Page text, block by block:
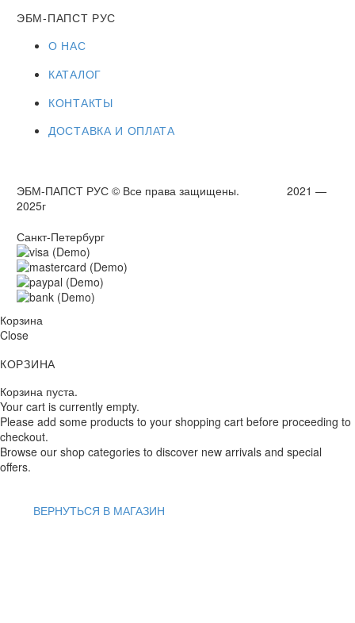
ЭБМ-ПАПСТ РУС
О НАС
КАТАЛОГ
КОНТАКТЫ
ДОСТАВКА И ОПЛАТА
ЭБМ-ПАПСТ РУС © Все права защищены. 2021 —
2025г
Санкт-Петербург
Корзина
Close
КОРЗИНА
Корзина пуста.
Your cart is currently empty.
Please add some products to your shopping cart before proceeding to
checkout.
Browse our shop categories to discover new arrivals and special
offers.
ВЕРНУТЬСЯ В МАГАЗИН